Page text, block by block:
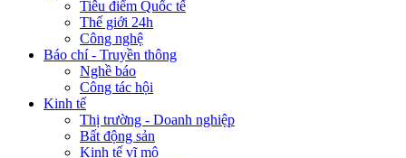
Tiêu điểm Quốc tế
Thế giới 24h
Công nghệ
Báo chí - Truyền thông
Nghề báo
Công tác hội
Kinh tế
Thị trường - Doanh nghiệp
Bất động sản
Kinh tế vĩ mô